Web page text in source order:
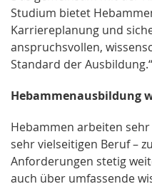
Studium bietet
Karriereplanung und
anspruchsvollen,
Standard der Ausbildung.“
Hebammenausbildung
Hebammen arbeiten
sehr vielseitigen Beruf –
Anforderungen stetig
auch über umfassende